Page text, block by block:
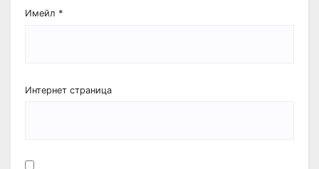
Имейл *
Интернет страница